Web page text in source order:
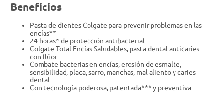
Beneficios
Pasta de dientes Colgate para prevenir problemas en las
encías**
24 horas* de protección antibacterial
Colgate Total Encías Saludables, pasta dental anticaries
con flúor
Combate bacterias en encías, erosión de esmalte,
sensibilidad, placa, sarro, manchas, mal aliento y caries
dental
Con tecnología poderosa, patentada*** y preventiva